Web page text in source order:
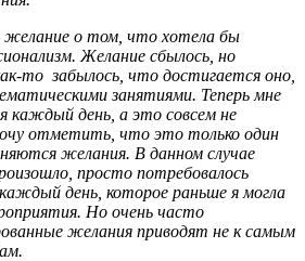
желание о том, что хотела бы
Желание сбылось, но
то забылось, что достигается оно,
занятиями. Теперь мне
каждый день, а это совсем не
отметить, что это только один
желания. В данном случае
просто потребовалось
день, которое раньше я могла
Но очень часто
желания приводят не к самым